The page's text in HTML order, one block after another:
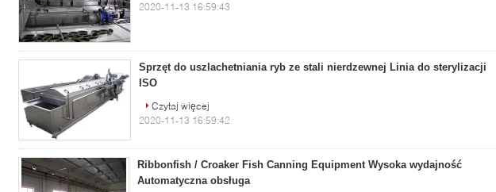
2020-11-13 16:59:43
Sprzęt do uszlachetniania ryb ze stali nierdzewnej Linia do sterylizacji
ISO
Czytaj więcej
2020-11-13 16:59:42
Ribbonfish / Croaker Fish Canning Equipment Wysoka wydajność
Automatyczna obsługa